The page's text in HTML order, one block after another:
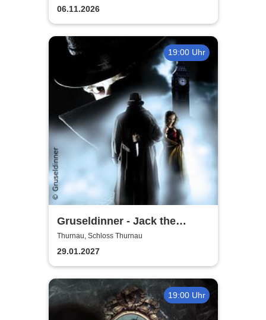
06.11.2026
19:00 Uhr
Gruseldinner - Jack the
Ripper
Thurnau, Schloss Thurnau
29.01.2027
19:00 Uhr